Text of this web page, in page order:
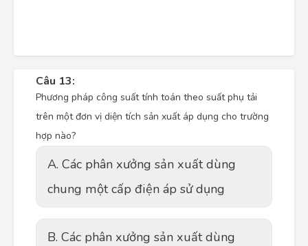
Câu 13:
Phương pháp công suất tính toán theo suất phụ tải
trên một đơn vị diện tích sản xuất áp dụng cho trường
hợp nào?
A. Các phân xưởng sản xuất dùng
chung một cấp điện áp sử dụng
B. Các phân xưởng sản xuất dùng